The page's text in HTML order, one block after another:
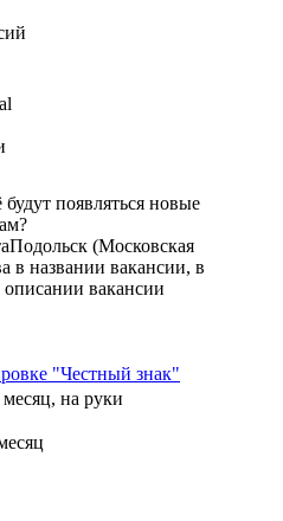
появляться новые
Подольск (Московская
в названии вакансии, в
вакансии
"Честный знак"
месяц, на руки